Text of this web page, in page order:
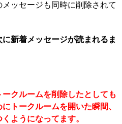
ッセージも同時に削除されて
新着メッセージが読まれるま
クルームを削除したとしても
トークルームを開いた瞬間、
ようになってます。